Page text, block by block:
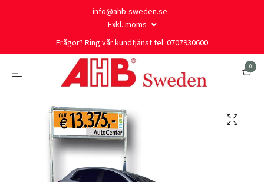
info@ahb-sweden.se
Exkl. moms
Frågor? Ring vår kundtjänst tel: 0707930600
0